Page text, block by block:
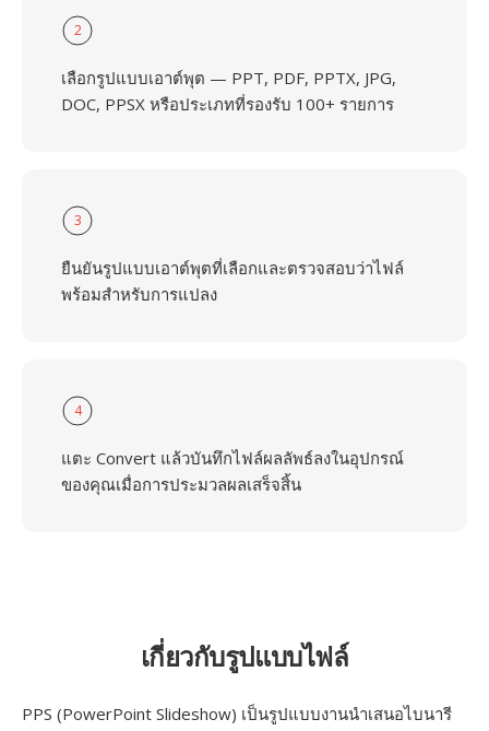
2
เลือกรูปแบบเอาต์พุต — PPT, PDF, PPTX, JPG,
DOC, PPSX หรือประเภทที่รองรับ 100+ รายการ
3
ยืนยันรูปแบบเอาต์พุตที่เลือกและตรวจสอบว่าไฟล์
พร้อมสำหรับการแปลง
4
แตะ Convert แล้วบันทึกไฟล์ผลลัพธ์ลงในอุปกรณ์
ของคุณเมื่อการประมวลผลเสร็จสิ้น
เกี่ยวกับรูปแบบไฟล์
PPS (PowerPoint Slideshow) เป็นรูปแบบงานนำเสนอไบนารี